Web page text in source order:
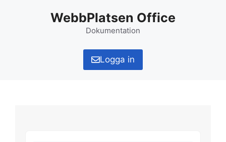
WebbPlatsen Office
Dokumentation
Logga in